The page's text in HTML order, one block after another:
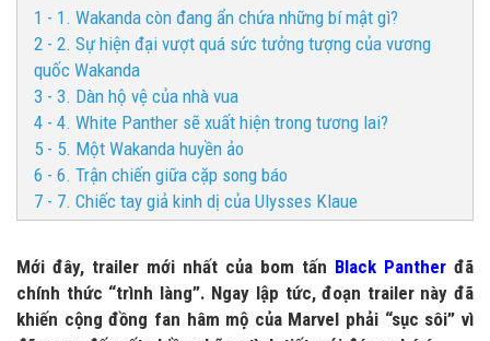
1 - 1. Wakanda còn đang ẩn chứa những bí mật gì?
2 - 2. Sự hiện đại vượt quá sức tưởng tượng của vương
quốc Wakanda
3 - 3. Dàn hộ vệ của nhà vua
4 - 4. White Panther sẽ xuất hiện trong tương lai?
5 - 5. Một Wakanda huyền ảo
6 - 6. Trận chiến giữa cặp song báo
7 - 7. Chiếc tay giả kinh dị của Ulysses Klaue
Mới đây, trailer mới nhất của bom tấn Black Panther đã
chính thức “trình làng”. Ngay lập tức, đoạn trailer này đã
khiến cộng đồng fan hâm mộ của Marvel phải “sục sôi” vì